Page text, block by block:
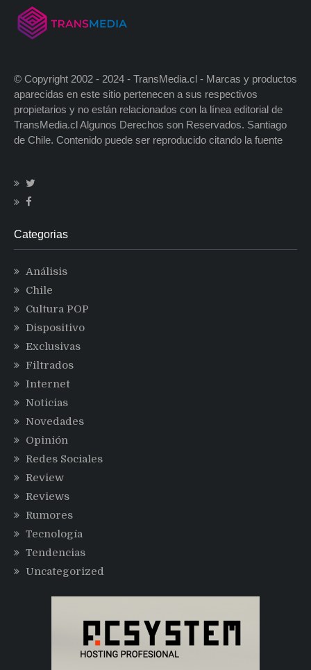
© Copyright 2002 - 2024 - TransMedia.cl - Marcas y productos
aparecidas en este sitio pertenecen a sus respectivos
propietarios y no están relacionados con la línea editorial de
TransMedia.cl Algunos Derechos son Reservados. Santiago
de Chile. Contenido puede ser reproducido citando la fuente
Categorias
Análisis
Chile
Cultura POP
Dispositivo
Exclusivas
Filtrados
Internet
Noticias
Novedades
Opinión
Redes Sociales
Review
Reviews
Rumores
Tecnología
Tendencias
Uncategorized